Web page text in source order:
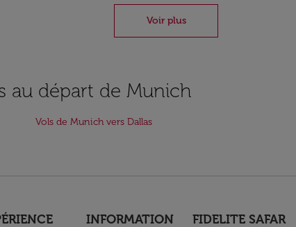
Voir plus
au départ de Munich
Vols de Munich vers Dallas
INFORMATION
FIDELITE SAFAR